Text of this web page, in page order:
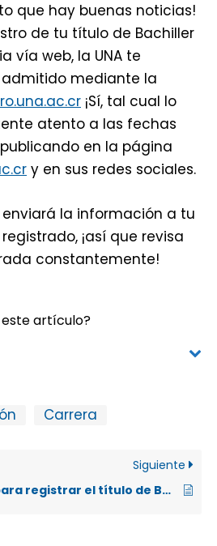
que hay buenas noticias!
de tu título de Bachiller
vía web, la UNA te
mediante la
¡Sí, tal cual lo
atento a las fechas
en la página
y en sus redes sociales.
enviará la información a tu
¡así que revisa
constantemente!
artículo?
Carrera
Siguiente
¿Qué datos ocupo para registrar el título de Bachiller en Educación Media vía web?